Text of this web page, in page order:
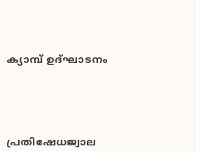
ക്യാമ്പ് ഉദ്ഘാടനം
പ്രതിഷേധജ്വാല